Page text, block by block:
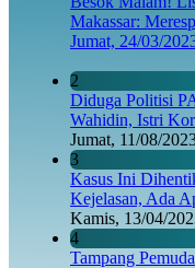
Makassar:
Jumat, 24/03/
2
Diduga Politisi
Wahidin, Istri
Jumat, 11/08/
3
Kasus Ini
Kejelasan, Ada
Kamis, 13/04/
4
Tampang